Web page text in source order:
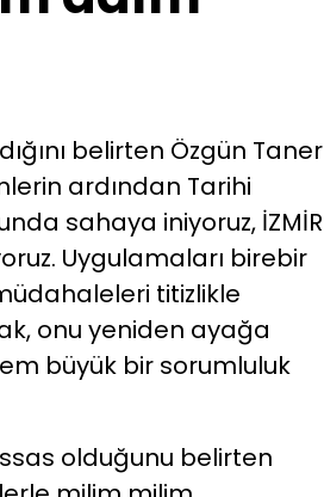
belirten Özgün Taner
ardından Tarihi
sahaya iniyoruz, İZMİR
Uygulamaları birebir
titizlikle
onu yeniden ayağa
büyük bir sorumluluk
olduğunu belirten